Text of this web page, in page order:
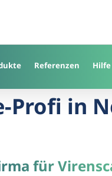
Referenzen Hilfe
Profi in
für